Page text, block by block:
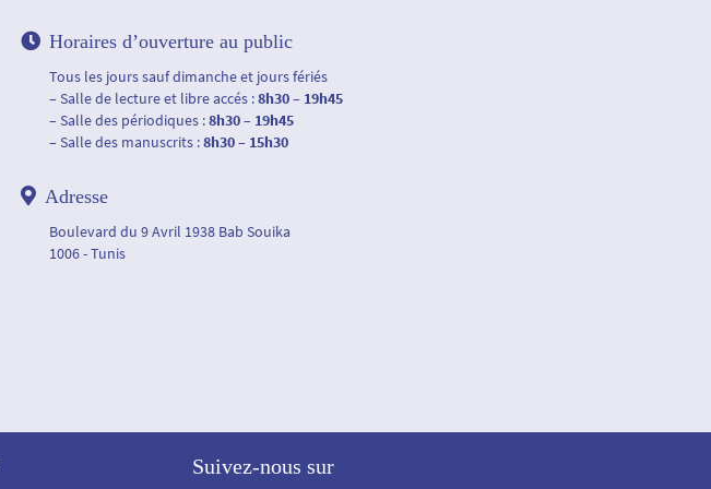
Horaires d’ouverture au public
Tous les jours sauf dimanche et jours fériés
– Salle de lecture et libre accés :8h30 – 19h45
– Salle des périodiques :8h30 – 19h45
– Salle des manuscrits :8h30 – 15h30
Adresse
Boulevard du 9 Avril 1938 Bab Souika
1006 - Tunis
Suivez-nous sur